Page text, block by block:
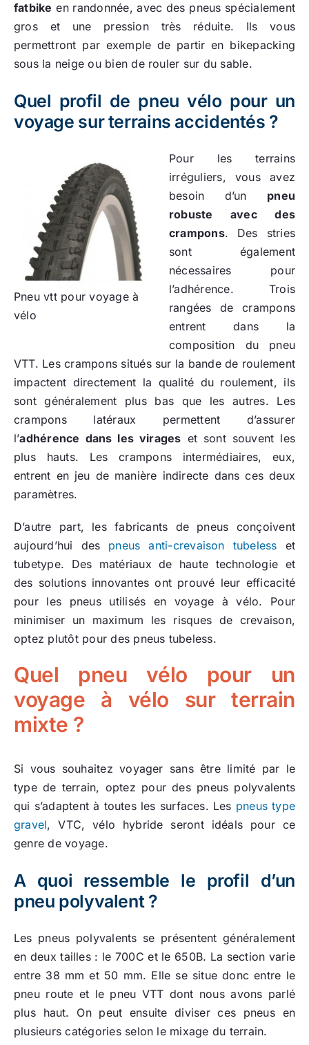
fatbike en randonnée, avec des pneus spécialement
gros et une pression très réduite. Ils vous
permettront par exemple de partir en bikepacking
sous la neige ou bien de rouler sur du sable.
Quel profil de pneu vélo pour un
voyage sur terrains accidentés ?
Pneu vtt pour voyage à
vélo
Pour les terrains
irréguliers, vous avez
besoin d’un pneu
robuste avec des
crampons. Des stries
sont également
nécessaires pour
l’adhérence. Trois
rangées de crampons
entrent dans la
composition du pneu
VTT. Les crampons situés sur la bande de roulement
impactent directement la qualité du roulement, ils
sont généralement plus bas que les autres. Les
crampons latéraux permettent d’assurer
l’adhérence dans les virages et sont souvent les
plus hauts. Les crampons intermédiaires, eux,
entrent en jeu de manière indirecte dans ces deux
paramètres.
D’autre part, les fabricants de pneus conçoivent
aujourd’hui des pneus anti-crevaison tubeless et
tubetype. Des matériaux de haute technologie et
des solutions innovantes ont prouvé leur efficacité
pour les pneus utilisés en voyage à vélo. Pour
minimiser un maximum les risques de crevaison,
optez plutôt pour des pneus tubeless.
Quel pneu vélo pour un
voyage à vélo sur terrain
mixte ?
Si vous souhaitez voyager sans être limité par le
type de terrain, optez pour des pneus polyvalents
qui s’adaptent à toutes les surfaces. Les pneus type
gravel, VTC, vélo hybride seront idéals pour ce
genre de voyage.
A quoi ressemble le profil d’un
pneu polyvalent ?
Les pneus polyvalents se présentent généralement
en deux tailles : le 700C et le 650B. La section varie
entre 38 mm et 50 mm. Elle se situe donc entre le
pneu route et le pneu VTT dont nous avons parlé
plus haut. On peut ensuite diviser ces pneus en
plusieurs catégories selon le mixage du terrain.